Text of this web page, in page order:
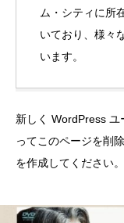
ム・シティに所
いており、様々
います。
新しく WordPress ユ
ってこのページを削
を作成してください